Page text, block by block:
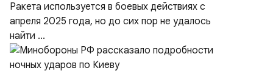
Ракета используется в боевых действиях с
апреля 2025 года, но до сих пор не удалось
найти ...